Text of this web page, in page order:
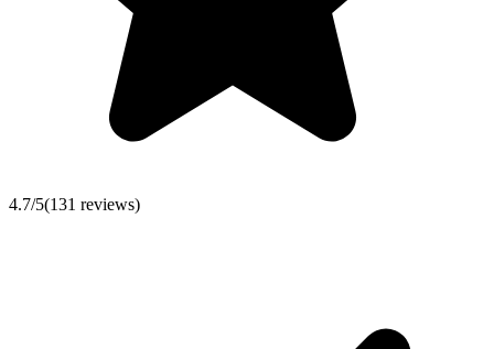
4.7/5(131 reviews)